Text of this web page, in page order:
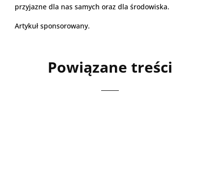
przyjazne dla nas samych oraz dla środowiska.
Artykuł sponsorowany.
Powiązane treści